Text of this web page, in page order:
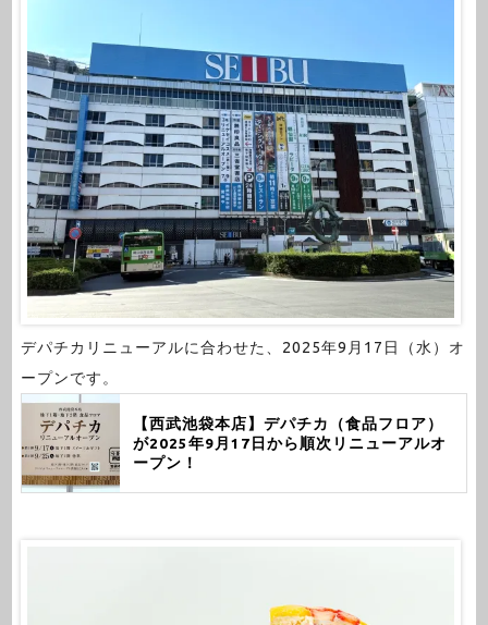
デパチカリニューアルに合わせた、2025年9月17日（水）オ
ープンです。
【西武池袋本店】デパチカ（食品フロア）
が2025年9月17日から順次リニューアルオ
ープン！